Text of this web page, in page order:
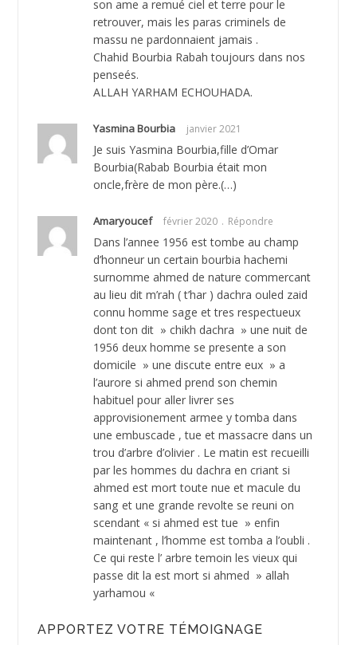
son ame a remué ciel et terre pour le
retrouver, mais les paras criminels de
massu ne pardonnaient jamais .
Chahid Bourbia Rabah toujours dans nos
penseés.
ALLAH YARHAM ECHOUHADA.
Yasmina Bourbia janvier 2021
Je suis Yasmina Bourbia,fille d’Omar
Bourbia(Rabab Bourbia était mon
oncle,frère de mon père.(…)
Amaryoucef février 2020 Répondre
Dans l’annee 1956 est tombe au champ
d’honneur un certain bourbia hachemi
surnomme ahmed de nature commercant
au lieu dit m’rah ( t’har ) dachra ouled zaid
connu homme sage et tres respectueux
dont ton dit » chikh dachra » une nuit de
1956 deux homme se presente a son
domicile » une discute entre eux » a
l’aurore si ahmed prend son chemin
habituel pour aller livrer ses
approvisionement armee y tomba dans
une embuscade , tue et massacre dans un
trou d’arbre d’olivier . Le matin est recueilli
par les hommes du dachra en criant si
ahmed est mort toute nue et macule du
sang et une grande revolte se reuni on
scendant « si ahmed est tue » enfin
maintenant , l’homme est tomba a l’oubli .
Ce qui reste l’ arbre temoin les vieux qui
passe dit la est mort si ahmed » allah
yarhamou «
APPORTEZ VOTRE TÉMOIGNAGE